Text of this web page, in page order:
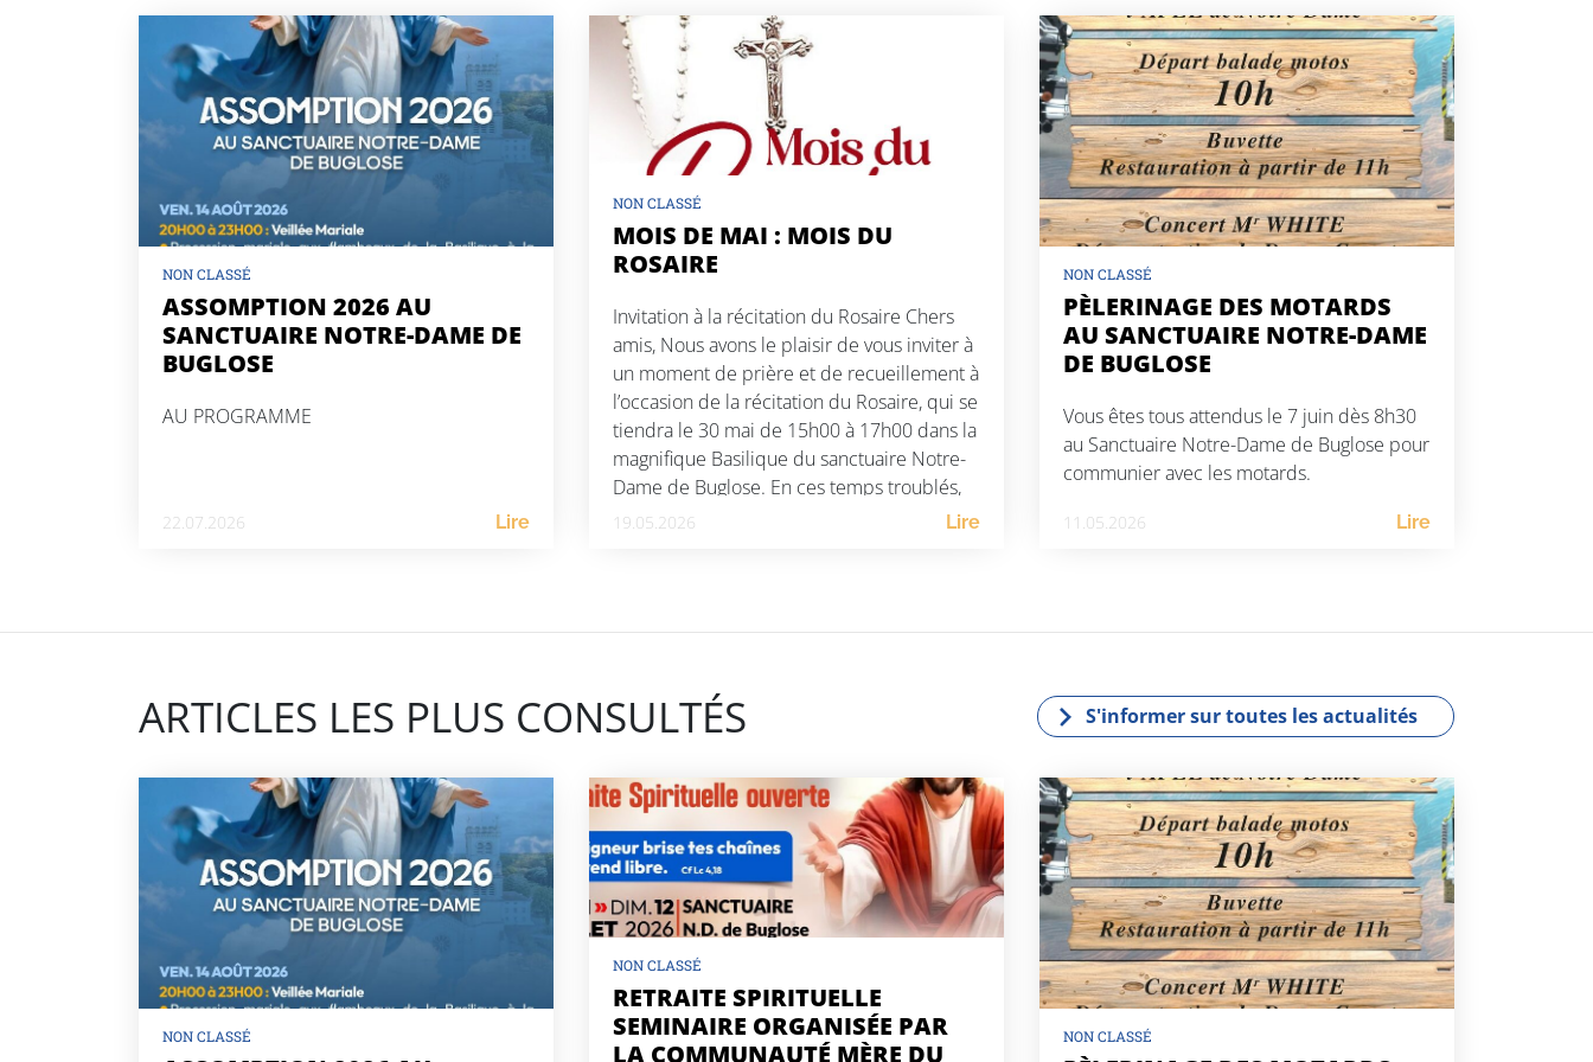
NON CLASSÉ
ASSOMPTION 2026 AU
SANCTUAIRE NOTRE-DAME DE
BUGLOSE
AU PROGRAMME
22.07.2026 Lire
NON CLASSÉ
MOIS DE MAI : MOIS DU
ROSAIRE
Invitation à la récitation du Rosaire Chers
amis, Nous avons le plaisir de vous inviter à
un moment de prière et de recueillement à
l’occasion de la récitation du Rosaire, qui se
tiendra le 30 mai de 15h00 à 17h00 dans la
magnifique Basilique du sanctuaire Notre-
Dame de Buglose. En ces temps troublés,
rappelons-nous les […]
19.05.2026 Lire
NON CLASSÉ
PÈLERINAGE DES MOTARDS
AU SANCTUAIRE NOTRE-DAME
DE BUGLOSE
Vous êtes tous attendus le 7 juin dès 8h30
au Sanctuaire Notre-Dame de Buglose pour
communier avec les motards.
11.05.2026 Lire
ARTICLES LES PLUS CONSULTÉS S'informer sur toutes les actualités
NON CLASSÉ
NON CLASSÉ
RETRAITE SPIRITUELLE
SEMINAIRE ORGANISÉE PAR
LA COMMUNAUTÉ MÈRE DU
NON CLASSÉ